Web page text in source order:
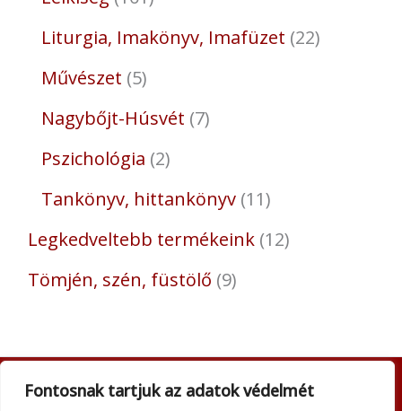
Fontosnak tartjuk az adatok védelmét
Liturgia, Imakönyv, Imafüzet 22
Művészet 5
Nagybőjt-Húsvét 7
Pszichológia 2
Tankönyv, hittankönyv 11
Legkedveltebb termékeink 12
Tömjén, szén, füstölő 9
Adatkezelési tájékoztató